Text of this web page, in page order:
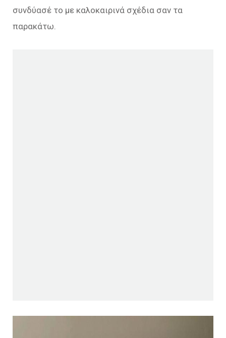
συνδύασέ το με καλοκαιρινά σχέδια σαν τα
παρακάτω.